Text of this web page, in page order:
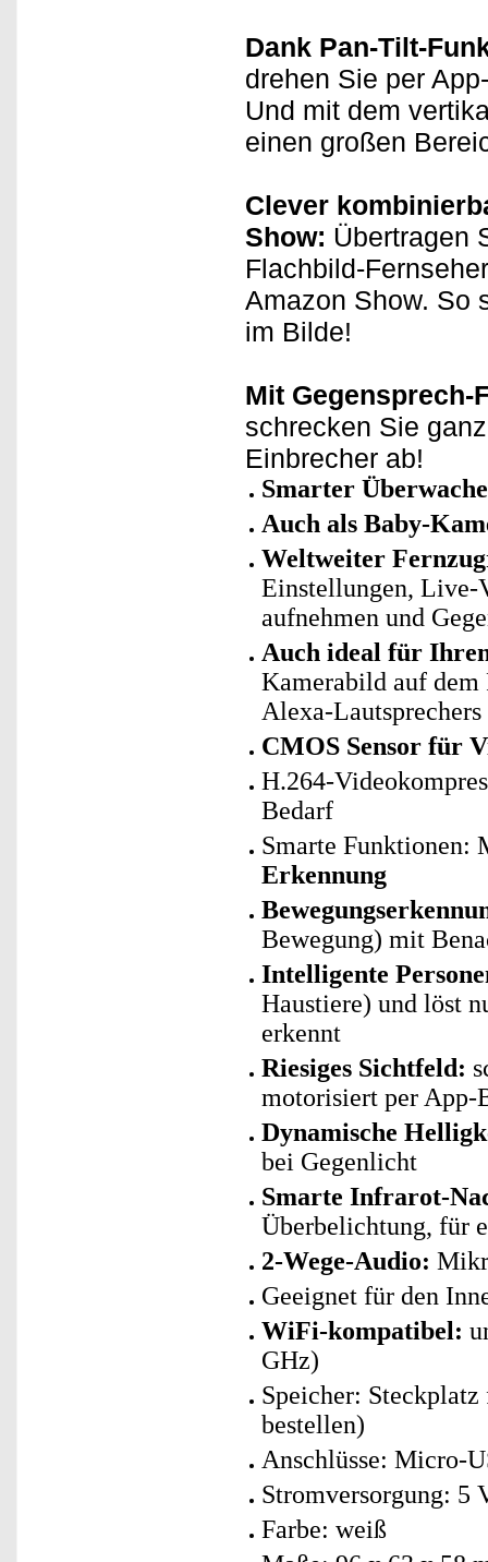
Dank Pan-Tilt-
drehen Sie per
Und mit dem
einen großen
Clever
Show: Übertragen
Flachbild-
Amazon Show. So
im Bilde!
Mit Gegensprech-
schrecken Sie
Einbrecher ab!
Smarter
Auch als Baby-
Weltweiter
Einstellungen, Live-
aufnehmen und
Auch ideal für
Kamerabild auf
Alexa-Lautsprechers
CMOS Sensor für
H.264-
Bedarf
Smarte Funktionen:
Erkennung
Bewegung) mit
Intelligente
Haustiere) und löst
erkennt
Riesiges Sichtfeld:
motorisiert per App-
Dynamische
bei Gegenlicht
Smarte Infrarot-
Überbelichtung, für
2-Wege-Audio:
Geeignet für den
WiFi-kompatibel:
GHz)
Speicher:
bestellen)
Anschlüsse: Micro-
Stromversorgung: 5
Farbe: weiß